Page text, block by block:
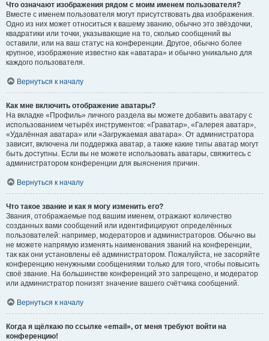
Что означают изображения рядом с моим именем пользователя?
Вместе с именем пользователя могут присутствовать два изображения.
Одно из них может относиться к вашему званию, обычно это звёздочки,
квадратики или точки, указывающие на то, сколько сообщений вы
оставили, или на ваш статус на конференции. Другое, обычно более
крупное, изображение известно как «аватара» и обычно уникально для
каждого пользователя.
Вернуться к началу
Как мне включить отображение аватары?
На вкладке «Профиль» личного раздела вы можете добавить аватару с
использованием четырёх инструментов: «Граватар», «Галерея аватар»,
«Удалённая аватара» или «Загружаемая аватара». От администратора
зависит, включена ли поддержка аватар, а также какие типы аватар могут
быть доступны. Если вы не можете использовать аватары, свяжитесь с
администратором конференции для выяснения причин.
Вернуться к началу
Что такое звание и как я могу изменить его?
Звания, отображаемые под вашим именем, отражают количество
созданных вами сообщений или идентифицируют определённых
пользователей: например, модераторов и администраторов. Обычно вы
не можете напрямую изменять наименования званий на конференции,
так как они установлены её администратором. Пожалуйста, не засоряйте
конференцию ненужными сообщениями только для того, чтобы повысить
своё звание. На большинстве конференций это запрещено, и модератор
или администратор понизят значение вашего счётчика сообщений.
Вернуться к началу
Когда я щёлкаю по ссылке «email», от меня требуют войти на
конференцию!